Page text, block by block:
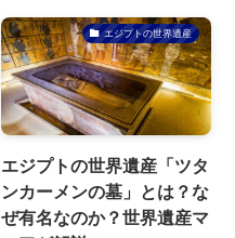
エジプトの世界遺産
エジプトの世界遺産「ツタ
ンカーメンの墓」とは？な
ぜ有名なのか？世界遺産マ